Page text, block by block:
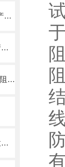
BC2540A感性负载直流电阻测试仪产品介绍
BZC3396A变压器直流电阻测试仪产品介绍
关于DSZZ-40A全自动变压器直流电阻测试仪深度解析
直流电阻测试仪现场使用方法及注意事项